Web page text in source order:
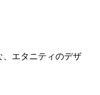
、エタニティのデザ